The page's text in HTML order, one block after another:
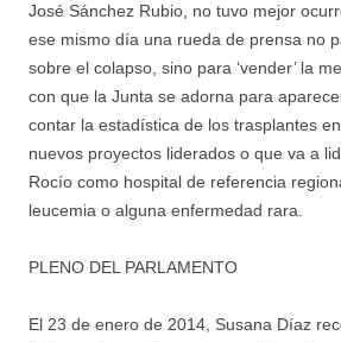
José Sánchez Rubio, no tuvo mejor
ese mismo día una rueda de prensa no
sobre el colapso, sino para ‘vender’ la
con que la Junta se adorna para
contar la estadística de los trasplantes
nuevos proyectos liderados o que va a
Rocío como hospital de referencia
leucemia o alguna enfermedad rara.
PLENO DEL PARLAMENTO
El 23 de enero de 2014, Susana Díaz